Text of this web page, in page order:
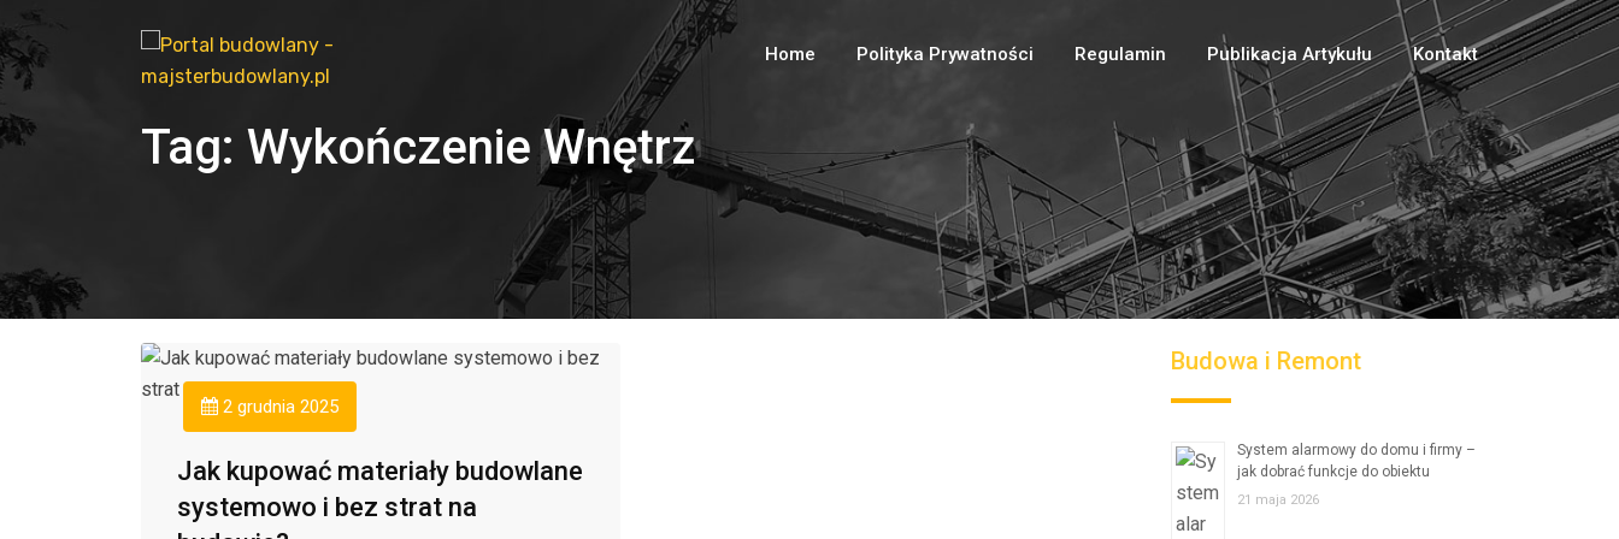
Home Polityka Prywatności Regulamin Publikacja Artykułu Kontakt
Tag: Wykończenie Wnętrz
2 grudnia 2025
Jak kupować materiały budowlane
systemowo i bez strat na
Budowa i Remont
System alarmowy do domu i firmy –
jak dobrać funkcje do obiektu
21 maja 2026